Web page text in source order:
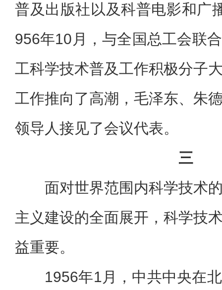
普及出版社以及科普电影和广
956年10月，与全国总工会联
工科学技术普及工作积极分子
工作推向了高潮，毛泽东、朱
领导人接见了会议代表。
三
面对世界范围内科学技术
主义建设的全面展开，科学技
益重要。
1956年1月，中共中央在